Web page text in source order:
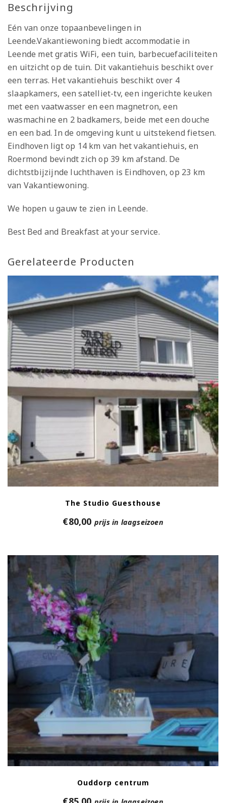
Beschrijving
Eén van onze topaanbevelingen in
Leende.Vakantiewoning biedt accommodatie in
Leende met gratis WiFi, een tuin, barbecuefaciliteiten
en uitzicht op de tuin. Dit vakantiehuis beschikt over
een terras. Het vakantiehuis beschikt over 4
slaapkamers, een satelliet-tv, een ingerichte keuken
met een vaatwasser en een magnetron, een
wasmachine en 2 badkamers, beide met een douche
en een bad. In de omgeving kunt u uitstekend fietsen.
Eindhoven ligt op 14 km van het vakantiehuis, en
Roermond bevindt zich op 39 km afstand. De
dichtstbijzijnde luchthaven is Eindhoven, op 23 km
van Vakantiewoning.
We hopen u gauw te zien in Leende.
Best Bed and Breakfast at your service.
Gerelateerde Producten
The Studio Guesthouse
€80,00 prijs in laagseizoen
Ouddorp centrum